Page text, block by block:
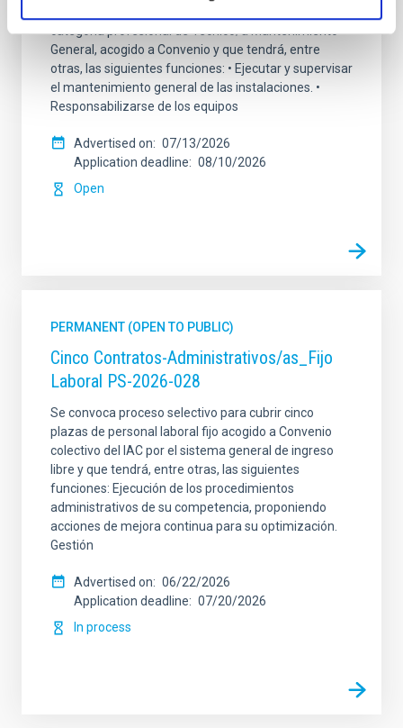
categoría profesional de Técnico/a Mantenimiento
General, acogido a Convenio y que tendrá, entre
otras, las siguientes funciones: • Ejecutar y supervisar
el mantenimiento general de las instalaciones. •
Responsabilizarse de los equipos
Advertised on
07/13/2026
Application deadline
08/10/2026
Open
PERMANENT (OPEN TO PUBLIC)
Cinco Contratos-Administrativos/as_Fijo
Laboral PS-2026-028
Se convoca proceso selectivo para cubrir cinco
plazas de personal laboral fijo acogido a Convenio
colectivo del IAC por el sistema general de ingreso
libre y que tendrá, entre otras, las siguientes
funciones: Ejecución de los procedimientos
administrativos de su competencia, proponiendo
acciones de mejora continua para su optimización.
Gestión
Advertised on
06/22/2026
Application deadline
07/20/2026
In process